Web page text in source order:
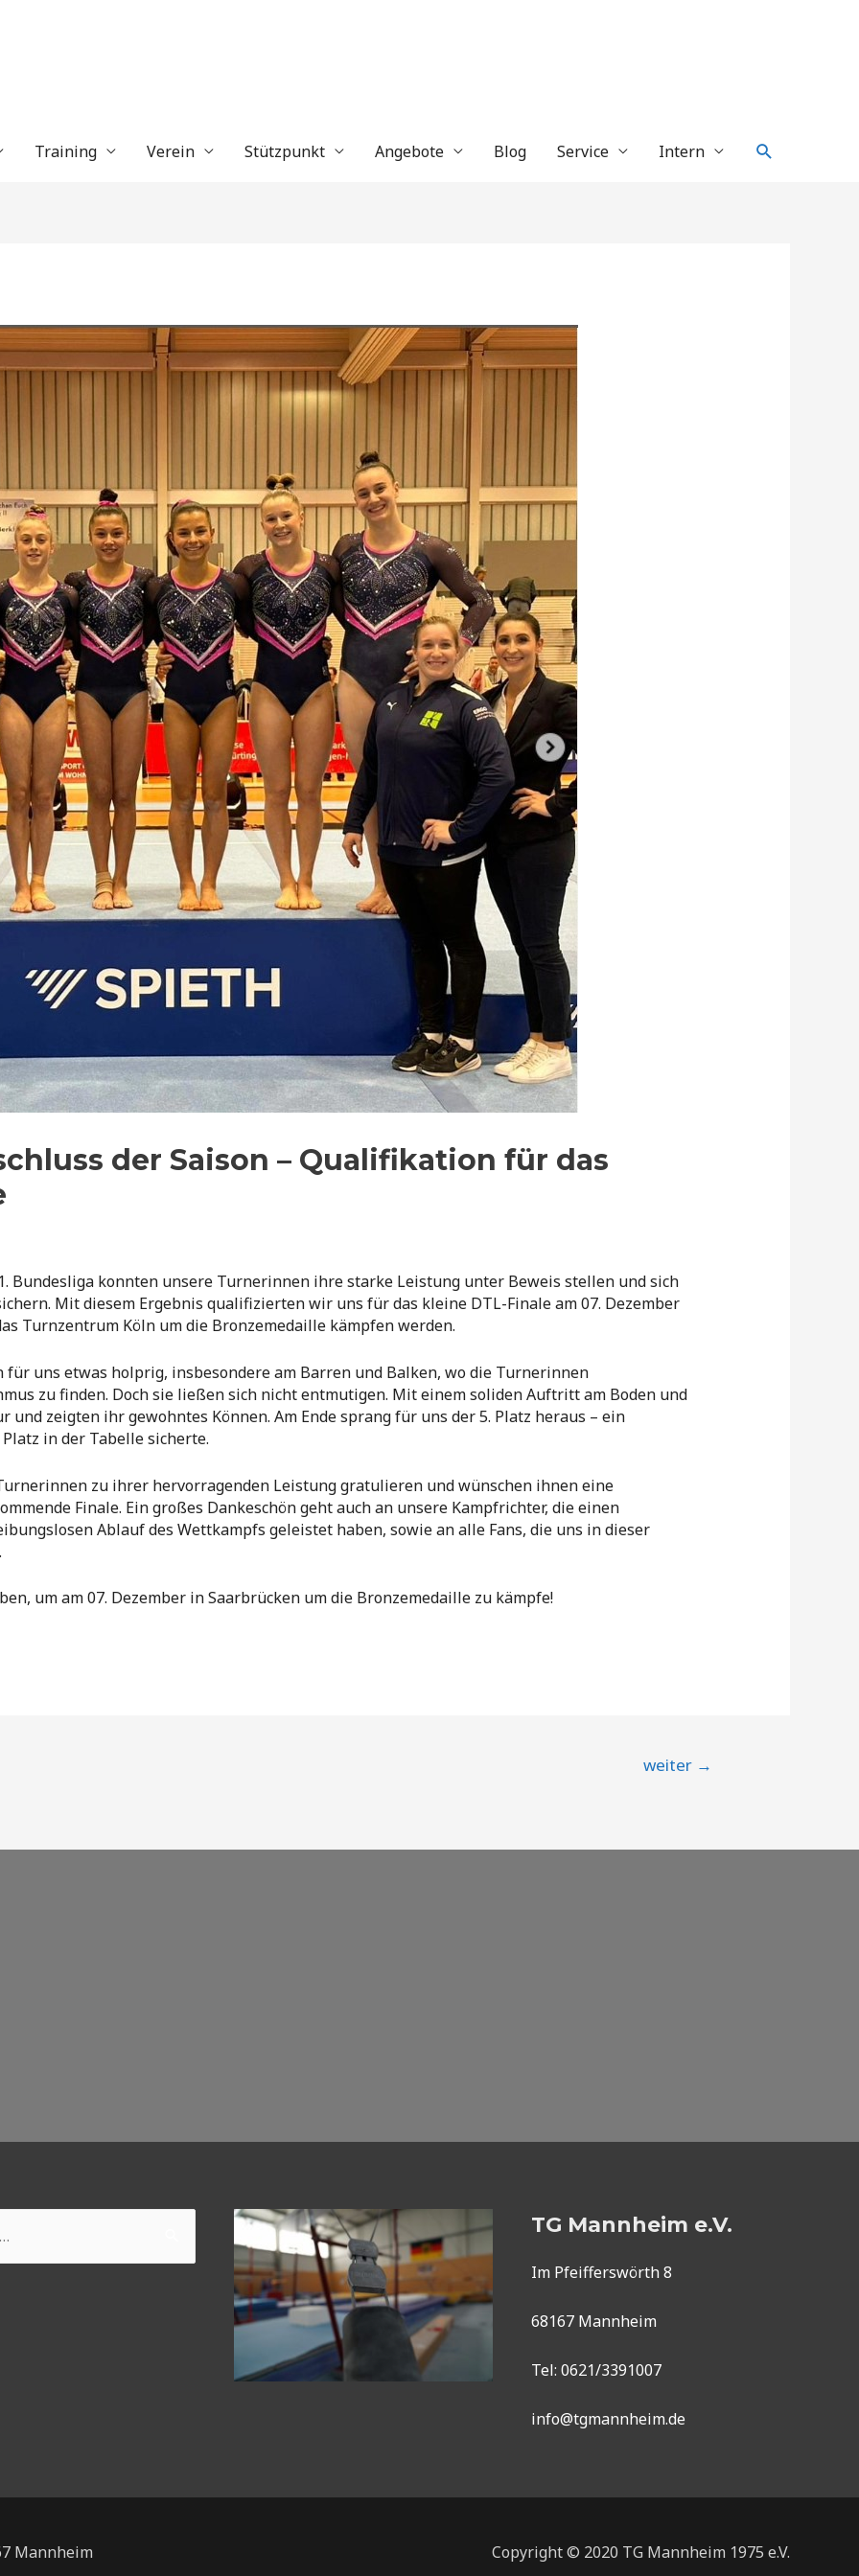
Training Verein Stützpunkt Angebote Blog Service Intern Suche
der Saison – Qualifikation für das
Bundesliga konnten unsere Turnerinnen ihre starke Leistung unter Beweis stellen und sich
Mit diesem Ergebnis qualifizierten wir uns für das kleine DTL-Finale am 07. Dezember
Turnzentrum Köln um die Bronzemedaille kämpfen werden.
für uns etwas holprig, insbesondere am Barren und Balken, wo die Turnerinnen
zu finden. Doch sie ließen sich nicht entmutigen. Mit einem soliden Auftritt am Boden und
und zeigten ihr gewohntes Können. Am Ende sprang für uns der 5. Platz heraus – ein
in der Tabelle sicherte.
zu ihrer hervorragenden Leistung gratulieren und wünschen ihnen eine
Finale. Ein großes Dankeschön geht auch an unsere Kampfrichter, die einen
Ablauf des Wettkampfs geleistet haben, sowie an alle Fans, die uns in dieser
um am 07. Dezember in Saarbrücken um die Bronzemedaille zu kämpfe!
weiter →
TG Mannheim e.V.
Im Pfeifferswörth 8
68167 Mannheim
Tel: 0621/3391007
info@tgmannheim.de
Mannheim Copyright © 2020 TG Mannheim 1975 e.V.